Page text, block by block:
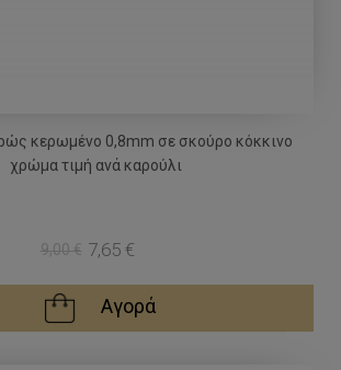
κερωμένο 0,8mm σε σκούρο κόκκινο
χρώμα τιμή ανά καρούλι
9,00 € 7,65 €
Αγορά